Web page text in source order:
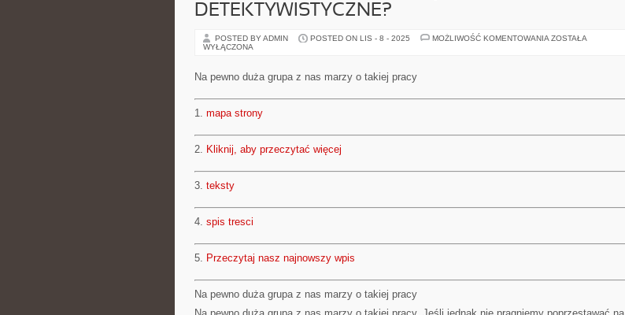
DETEKTYWISTYCZNE?
POSTED BY ADMIN POSTED ON LIS - 8 - 2025 MOŻLIWOŚĆ KOMENTOWANIA PO
ZOSTAŁA
WYŁĄCZONA
Na pewno duża grupa z nas marzy o takiej pracy
1. mapa strony
2. Kliknij, aby przeczytać więcej
3. teksty
4. spis tresci
5. Przeczytaj nasz najnowszy wpis
Na pewno duża grupa z nas marzy o takiej pracy